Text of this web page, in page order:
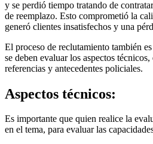
y se perdió tiempo tratando de
de reemplazo. Esto comprometió la
generó clientes insatisfechos y una
El proceso de reclutamiento también
se deben evaluar los aspectos
referencias y antecedentes policiales.
Aspectos técnicos:
Es importante que quien realice la
en el tema, para evaluar las